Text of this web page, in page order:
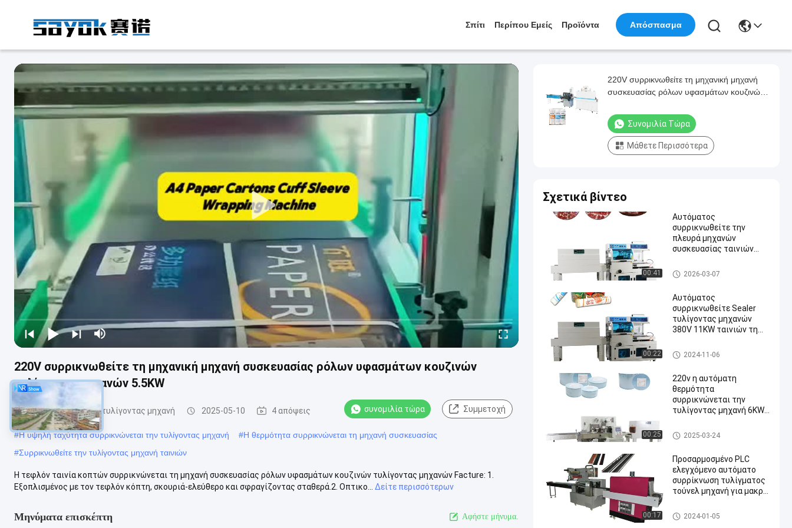
Σπίτι Περίπου Εμείς Προϊόντα Απόσπασμα
220V συρρικνωθείτε τη μηχανική μηχανή συσκευασίας ρόλων υφασμάτων κουζινών
τυλίγοντας μηχανών 5.5KW
Συρρικνωθείτε την τυλίγοντας μηχανή 2025-05-10 4 απόψεις συνομιλία τώρα Συμμετοχή
#Η υψηλή ταχύτητα συρρικνώνεται την τυλίγοντας μηχανή #Η θερμότητα συρρικνώνεται τη μηχανή συσκευασίας
#Συρρικνωθείτε την τυλίγοντας μηχανή ταινιών
Η τεφλόν ταινία κοπτών συρρικνώνεται τη μηχανή συσκευασίας ρόλων υφασμάτων κουζινών τυλίγοντας μηχανών Facture: 1.
Εξοπλισμένος με τον τεφλόν κόπτη, σκουριά-ελεύθερο και σφραγίζοντας σταθερά.2. Οπτικο...
Δείτε περισσότερων
Μηνύματα επισκέπτη Αφήστε μήνυμα.
220V συρρικνωθείτε τη μηχανική μηχανή
συσκευασίας ρόλων υφασμάτων κουζινών
Συνομιλία Τώρα
Μάθετε Περισσότερα
Σχετικά βίντεο
00:41
Αυτόματος
συρρικνωθείτε την
πλευρά μηχανών
συσκευασίας ταινιών
τέμνουσα μηχανή
Συρρικνωθείτε την τυλίγοντ
ας μηχανή
2026-03-07
00:22
Αυτόματος
συρρικνωθείτε Sealer
τυλίγοντας μηχανών
380V 11KW ταινιών τη
Συρρικνωθείτε την τυλίγοντ
ας μηχανή
2024-11-06
00:25
220v η αυτόματη
θερμότητα
συρρικνώνεται την
τυλίγοντας μηχανή 6KW
μηχανή συσκευασίας
σηράγγων
Συρρικνωθείτε την τυλίγοντ
ας μηχανή
2025-03-24
00:17
Προσαρμοσμένο PLC
ελεγχόμενο αυτόματο
συρρίκνωση τυλίγματος
τούνελ μηχανή για μακρύ
Συρρικνωθείτε την τυλίγοντ
ας μηχανή
2024-01-05